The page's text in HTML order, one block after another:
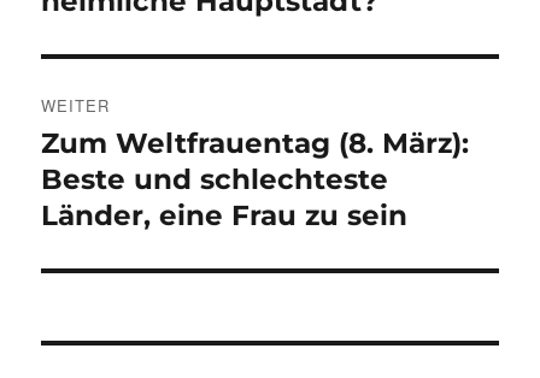
WEITER
Nächster
Beitrag:
Zum Weltfrauentag (8. März):
Beste und schlechteste
Länder, eine Frau zu sein